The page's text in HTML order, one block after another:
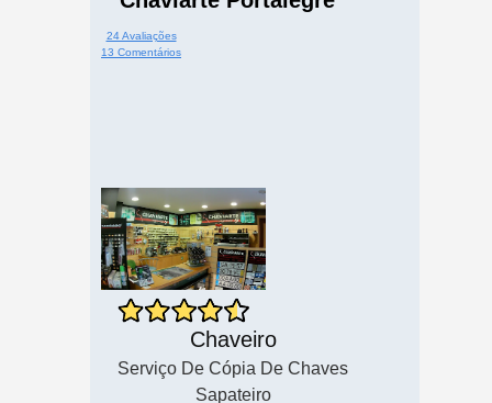
24 Avaliações
13 Comentários
Chaveiro
Serviço De Cópia De Chaves
Sapateiro